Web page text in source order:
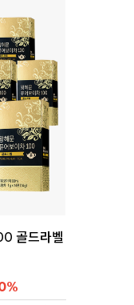
골드라벨